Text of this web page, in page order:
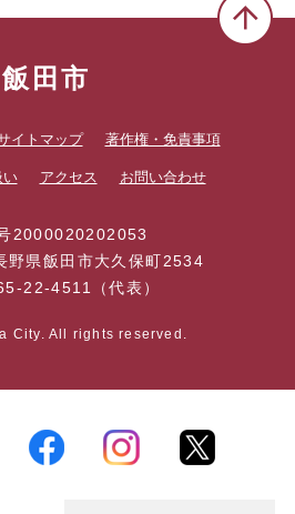
飯田市
イトマップ 著作権・免責事項
い アクセス お問い合わせ
2000020202053
県飯田市大久保町2534
22-4511（代表）
City. All rights reserved.